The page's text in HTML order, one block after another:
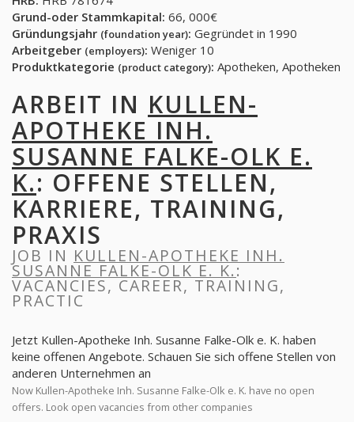
Grund-oder Stammkapital: 66, 000€
Gründungsjahr (foundation year): Gegründet in 1990
Arbeitgeber (employers): Weniger 10
Produktkategorie (product category): Apotheken, Apotheken
ARBEIT IN KULLEN-
APOTHEKE INH.
SUSANNE FALKE-OLK E.
K.: OFFENE STELLEN,
KARRIERE, TRAINING,
PRAXIS
JOB IN KULLEN-APOTHEKE INH.
SUSANNE FALKE-OLK E. K.:
VACANCIES, CAREER, TRAINING,
PRACTIC
Jetzt Kullen-Apotheke Inh. Susanne Falke-Olk e. K. haben
keine offenen Angebote. Schauen Sie sich offene Stellen von
anderen Unternehmen an
Now Kullen-Apotheke Inh. Susanne Falke-Olk e. K. have no open
offers. Look open vacancies from other companies